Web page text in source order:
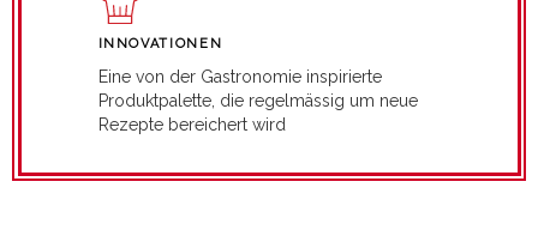
INNOVATIONEN
Eine von der Gastronomie inspirierte
Produktpalette, die regelmässig um neue
Rezepte bereichert wird